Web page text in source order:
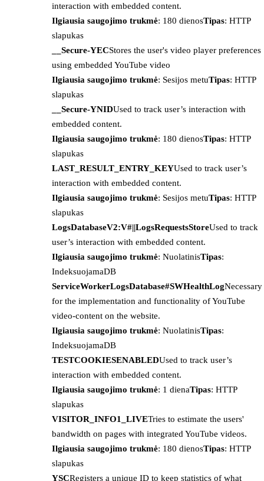
interaction with embedded content.
Ilgiausia saugojimo trukmė: 180 dienosTipas: HTTP
slapukas
__Secure-YECStores the user's video player preferences
using embedded YouTube video
Ilgiausia saugojimo trukmė: Sesijos metuTipas: HTTP
slapukas
__Secure-YNIDUsed to track user’s interaction with
embedded content.
Ilgiausia saugojimo trukmė: 180 dienosTipas: HTTP
slapukas
LAST_RESULT_ENTRY_KEYUsed to track user’s
interaction with embedded content.
Ilgiausia saugojimo trukmė: Sesijos metuTipas: HTTP
slapukas
LogsDatabaseV2:V#||LogsRequestsStoreUsed to track
user’s interaction with embedded content.
Ilgiausia saugojimo trukmė: NuolatinisTipas:
IndeksuojamaDB
ServiceWorkerLogsDatabase#SWHealthLogNecessary
for the implementation and functionality of YouTube
video-content on the website.
Ilgiausia saugojimo trukmė: NuolatinisTipas:
IndeksuojamaDB
TESTCOOKIESENABLEDUsed to track user’s
interaction with embedded content.
Ilgiausia saugojimo trukmė: 1 dienaTipas: HTTP
slapukas
VISITOR_INFO1_LIVETries to estimate the users'
bandwidth on pages with integrated YouTube videos.
Ilgiausia saugojimo trukmė: 180 dienosTipas: HTTP
slapukas
YSCRegisters a unique ID to keep statistics of what